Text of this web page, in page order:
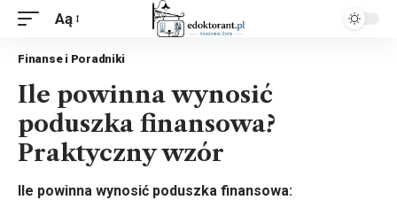
Aą
Finanse i Poradniki
Ile powinna wynosić
poduszka finansowa?
Praktyczny wzór
Ile powinna wynosić poduszka finansowa: